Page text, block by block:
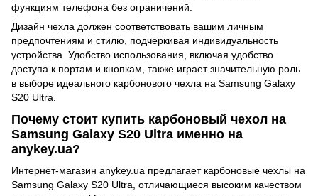
функциям телефона без ограничений.
Дизайн чехла должен соответствовать вашим личным
предпочтениям и стилю, подчеркивая индивидуальность
устройства. Удобство использования, включая удобство
доступа к портам и кнопкам, также играет значительную роль
в выборе идеального карбонового чехла на Samsung Galaxy
S20 Ultra.
Почему стоит купить карбоновый чехол на
Samsung Galaxy S20 Ultra именно на
anykey.ua?
Интернет-магазин anykey.ua предлагает карбоновые чехлы на
Samsung Galaxy S20 Ultra, отличающиеся высоким качеством